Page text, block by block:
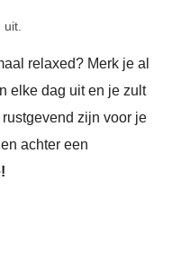
uit.
relaxed? Merk je al
elke dag uit en je zult
zijn voor je
achter een